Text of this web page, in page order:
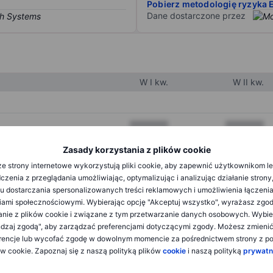
Zasady korzystania z plików cookie
strony internetowe wykorzystują pliki cookie, aby zapewnić użytkownikom
z przeglądania umożliwiając, optymalizując i analizując działanie
dostarczania spersonalizowanych treści reklamowych i umożliwienia
społecznościowymi. Wybierając opcję "Akceptuj wszystko", wyrażasz
z plików cookie i związane z tym przetwarzanie danych osobowych.
zgodą", aby zarządzać preferencjami dotyczącymi zgody. Możesz
lub wycofać zgodę w dowolnym momencie za pośrednictwem strony z
cookie. Zapoznaj się z naszą polityką plików cookie i naszą polityką
Pobierz metodologię ryzyka
Dane dostarczone przez
W I kw. W II kw.
XXXXXXX XXXXXXX
XXXXXXX
XXXXXXX XXXXXXX
XXXXXXX XXXXXXX
XXXXXXX